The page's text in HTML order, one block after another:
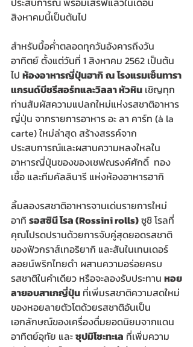
สิงหาคมนี้เป็นต้นไป
สำหรับมื้อค่ำตลอดทุกวันอังคารถึงวัน
อาทิตย์ ตั้งแต่วันที่ 1 สิงหาคม 2562 เป็นต้น
ไป ห้องอาหารญี่ปุ่นฮากิณโรงแรมเซ็นทารา
แกรนด์บีชรีสอร์ทและวิลลา หัวหิน เชิญทุก
ท่านสัมผัสความแปลกใหม่แห่งรสชาติอาหาร
ญี่ปุ่น จากรายการอาหาร อะ ลา คาร์ท (à la
carte) ใหม่ล่าสุด สร้างสรรค์จาก
ประสบการณ์และผสานความหลงใหลใน
อาหารญี่ปุ่นของของเชฟณรงค์ศักดิ์  ทอง
เชื้อ และทีมคัลลินารี แห่งห้องอาหารฮากิ
ลิ้มลองรสชาติอาหารจานเด่นรายการใหม่
อาทิ รอสซินี โรล (Rossini rolls) ซูชิ โรลที่
คุณโปรดปรานด้วยการจับคู่สุดยอดรสชาติ
ของฟัวกราส์เทอริยากิ และสันในเทนเดอร์
ลอยน์พริกไทยดำ ผสานความอร่อยครบ
รสชาติในคำเดียว หรือจะลองรับประทาน หอย
ลายอบสาเกญี่ปุ่น ที่เพิ่มรสชาติความสดใหม่
ของหอยลายตัวโตด้วยรสชาติอันเป็น
เอกลักษณ์ของเครื่องดื่มยอดนิยมจากแดน
อาทิตย์อุทัย และ ซุปมิโซะทะเล ที่เพิ่มความ